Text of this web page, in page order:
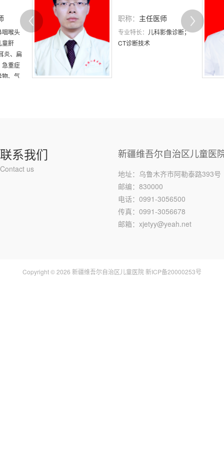
职称：主任医师
专业特长：
儿科影像诊断；
CT诊断技术
职称：
专业特长：
临床工作
身材矮小
糖尿病、
联系我们
Contact us
新疆维吾尔自治区儿童医
地址：乌鲁木齐市阿勒泰路393号
邮编：830000
电话：0991-3056500
传真：0991-3056678
邮箱：xjetyy@yeah.net
Copyright © 2026 新疆维吾尔自治区儿童医院 新ICP备20000253号